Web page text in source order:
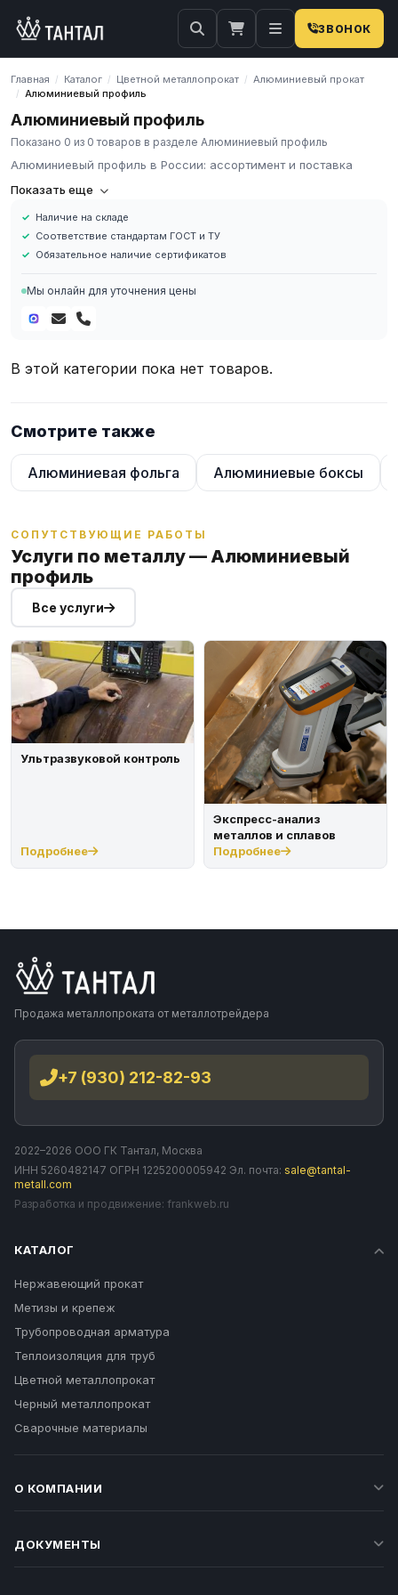
ЗВОНОК
Главная / Каталог / Цветной металлопрокат / Алюминиевый прокат
/ Алюминиевый профиль
Алюминиевый профиль
Показано 0 из 0 товаров в разделе Алюминиевый профиль
Алюминиевый профиль в России: ассортимент и поставка
Компания «Тантал» предлагает Алюминиевый профиль в
металлопроката и промышленных материалов по всей России.
В нашем каталоге представлен широкий ассортимент
Алюминиевый профиль различных марок, размеров и типов.
сертификаты качества.
Наличие на складе в России
Обязательное наличие сертификатов
Доставка по региону
поставки и доставки.
Показать еще
Наличие на складе
Соответствие стандартам ГОСТ и ТУ
Обязательное наличие сертификатов
Мы онлайн для уточнения цены
В этой категории пока нет товаров.
Смотрите также
Алюминиевая фольга Алюминиевые боксы
СОПУТСТВУЮЩИЕ РАБОТЫ
Услуги по металлу — Алюминиевый
профиль
Все услуги
Ультразвуковой контроль
Подробнее
Экспресс-анализ
металлов и сплавов
Подробнее
Продажа металлопроката от металлотрейдера
+7 (930) 212-82-93
2022–2026 ООО ГК Тантал, Москва
ИНН 5260482147 ОГРН 1225200005942 Эл. почта: sale@tantal-
metall.com
Разработка и продвижение: frankweb.ru
КАТАЛОГ
Нержавеющий прокат
Метизы и крепеж
Трубопроводная арматура
Теплоизоляция для труб
Цветной металлопрокат
Черный металлопрокат
Сварочные материалы
О КОМПАНИИ
ДОКУМЕНТЫ